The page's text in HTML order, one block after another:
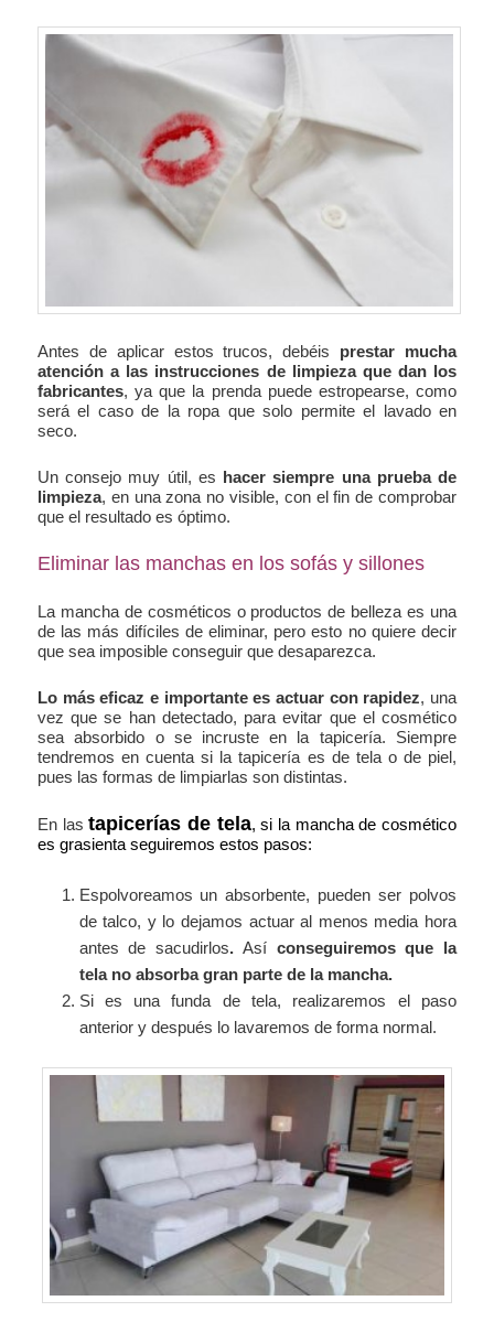
Antes de aplicar estos trucos, debéis prestar mucha
atención a las instrucciones de limpieza que dan los
fabricantes, ya que la prenda puede estropearse, como
será el caso de la ropa que solo permite el lavado en
seco.
Un consejo muy útil, es hacer siempre una prueba de
limpieza, en una zona no visible, con el fin de comprobar
que el resultado es óptimo.
Eliminar las manchas en los sofás y sillones
La mancha de cosméticos o productos de belleza es una
de las más difíciles de eliminar, pero esto no quiere decir
que sea imposible conseguir que desaparezca.
Lo más eficaz e importante es actuar con rapidez, una
vez que se han detectado, para evitar que el cosmético
sea absorbido o se incruste en la tapicería. Siempre
tendremos en cuenta si la tapicería es de tela o de piel,
pues las formas de limpiarlas son distintas.
En lastapicerías de tela, si la mancha de cosmético
es grasienta seguiremos estos pasos:
Espolvoreamos un absorbente, pueden ser polvos
de talco, y lo dejamos actuar al menos media hora
antes de sacudirlos.Así conseguiremos que la
tela no absorba gran parte de la mancha.
Si es una funda de tela, realizaremos el paso
anterior y después lo lavaremos de forma normal.